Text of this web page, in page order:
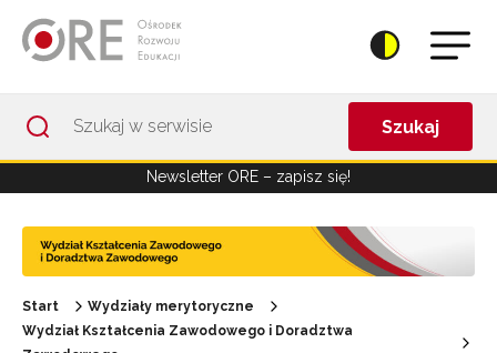
Szukaj
Newsletter ORE – zapisz się!
Start
Wydziały merytoryczne
Wydział Kształcenia Zawodowego i Doradztwa